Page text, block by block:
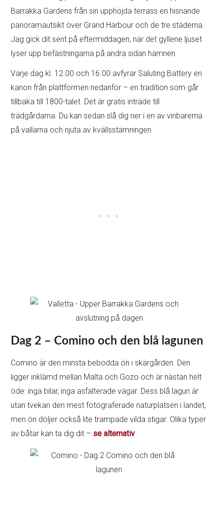
Barrakka Gardens från sin upphöjda terrass en hisnande
panoramautsikt över Grand Harbour och de tre städerna.
Jag gick dit sent på eftermiddagen, när det gyllene ljuset
lyser upp befästningarna på andra sidan hamnen.
Varje dag kl. 12.00 och 16.00 avfyrar Saluting Battery en
kanon från plattformen nedanför – en tradition som går
tillbaka till 1800-talet. Det är gratis inträde till
trädgårdarna. Du kan sedan slå dig ner i en av vinbarerna
på vallarna och njuta av kvällsstämningen.
Dag 2 – Comino och den blå lagunen
Comino är den minsta bebodda ön i skärgården. Den
ligger inklämd mellan Malta och Gozo och är nästan helt
öde: inga bilar, inga asfalterade vägar. Dess blå lagun är
utan tvekan den mest fotograferade naturplatsen i landet,
men ön döljer också lite trampade vilda stigar. Olika typer
av båtar kan ta dig dit – se alternativ